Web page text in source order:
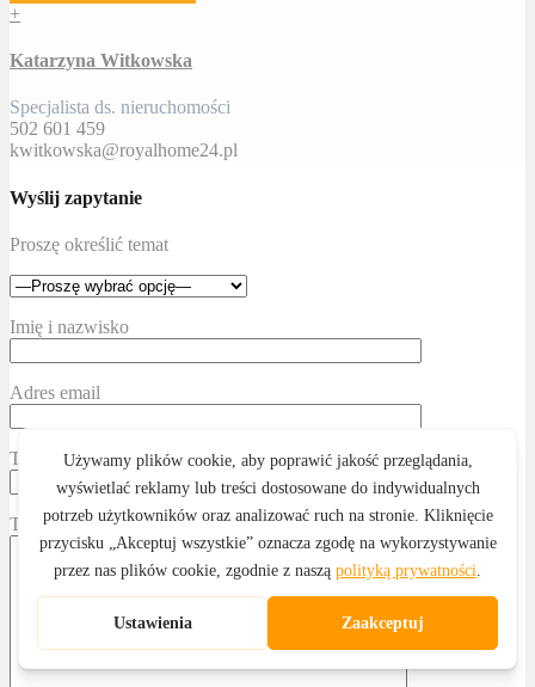
+
Katarzyna Witkowska
Specjalista ds. nieruchomości
502 601 459
kwitkowska@royalhome24.pl
Wyślij zapytanie
Proszę określić temat
Imię i nazwisko
Adres email
Telefon kontaktowy
Treść wiadomości